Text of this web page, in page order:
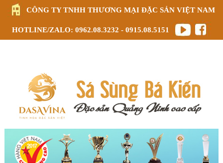
CÔNG TY TNHH THƯƠNG MẠI ĐẶC SẢN VIỆT NAM
HOTLINE/ZALO: 0962.08.3232 - 0915.08.5151